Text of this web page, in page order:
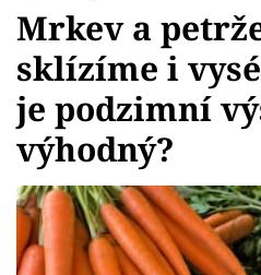
Témata
Bydlení
Zahrada
Design
Mrkev a
sklízíme i
je podzimní
výhodný?